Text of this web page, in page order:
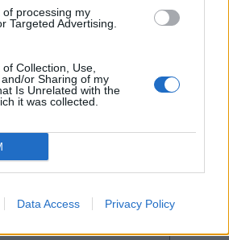
processing my
Targeted Advertising.
Collection, Use,
or Sharing of my
Is Unrelated with the
it was collected.
Data Access Privacy Policy
usuario de concursator
no lo eres te enviaremos un
para la activación de tu